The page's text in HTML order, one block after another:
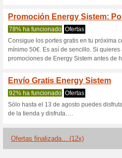
Filtrado:
Ir a
Reciba las
cupones que
esta tienda..